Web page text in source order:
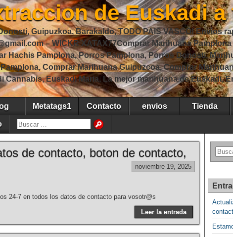
de Euskadi
Guipuzkoa, Barakaldo, TODO PAIS VASCO! Envios
– WICKR XATAX77Comprar Marihuana
Hachis Pamplona, Porros Pamplona, Porros Donosti,
Comprar Marihuana Guipuzcoa, Comprar
Cannabis, Euskadi Maria, La mejor marihuana de Euskadi,
Metatags1 Contacto envios Tienda
de contacto, boton de contacto,
noviembre 19, 2025
24-7 en todos los datos de contacto para vosotr@s
Leer la entrada